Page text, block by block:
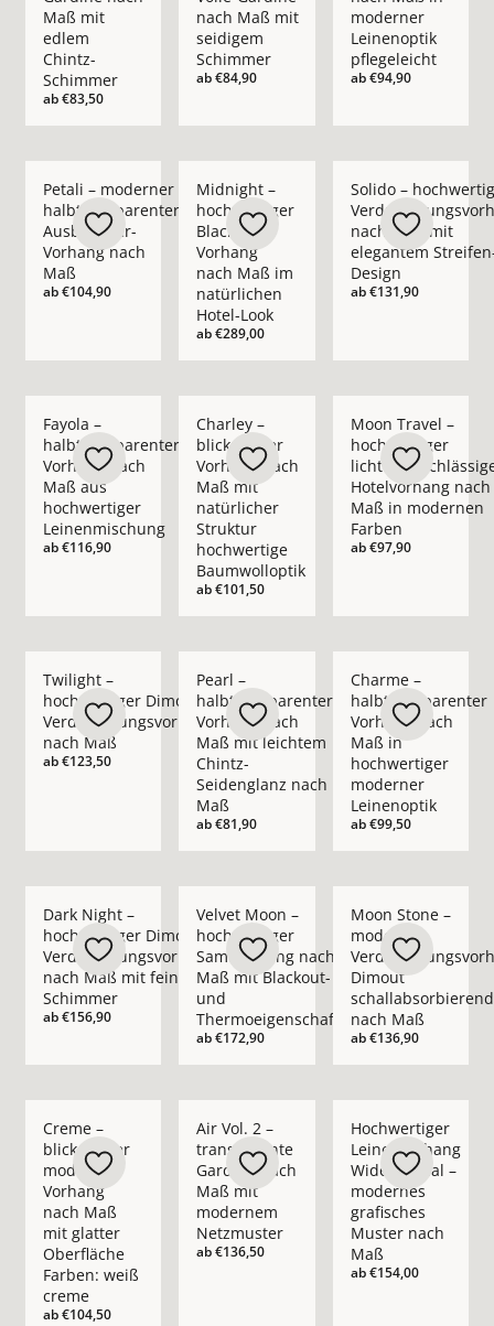
Maß mit
edlem
Chintz-
Schimmer
ab€83,50
nach Maß mit
seidigem
Schimmer
ab€84,90
moderner
Leinenoptik
pflegeleicht
ab€94,90
Petali – moderner
halbtransparenter
Ausbrenner-
Vorhang nach
Maß
ab€104,90
Midnight –
hochwertiger
Blackout-
Vorhang
nach Maß im
natürlichen
Hotel-Look
ab€289,00
Solido –
nach Maß mit
elegantem
Design
ab€131,90
Fayola –
halbtransparenter
Vorhang nach
Maß aus
hochwertiger
Leinenmischung
ab€116,90
Charley –
blickdichter
Vorhang nach
Maß mit
natürlicher
Struktur
hochwertige
Baumwolloptik
ab€101,50
Moon Travel –
hochwertiger
Hotelvorhang nach
Maß in modernen
Farben
ab€97,90
Twilight –
hochwertiger Dimout-
Verdunkelungsvorhang
nach Maß
ab€123,50
Pearl –
halbtransparenter
Vorhang nach
Maß mit leichtem
Chintz-
Seidenglanz nach
Maß
ab€81,90
Charme –
halbtransparenter
Vorhang nach
Maß in
hochwertiger
moderner
Leinenoptik
ab€99,50
Dark Night –
hochwertiger Dimout-
Verdunkelungsvorhang
nach Maß mit feinem
Schimmer
ab€156,90
Velvet Moon –
hochwertiger
Samtvorhang nach
Maß mit Blackout-
und
Thermoeigenschaft
ab€172,90
Moon Stone –
moderner
Dimout
schallabsorbierend
nach Maß
ab€136,90
Creme –
blickdichter
moderner
Vorhang
nach Maß
mit glatter
Oberfläche
Farben: weiß
creme
ab€104,50
Air Vol. 2 –
transparente
Gardine nach
Maß mit
modernem
Netzmuster
ab€136,50
Hochwertiger
Leinenvorhang
Wide Appeal –
modernes
grafisches
Muster nach
Maß
ab€154,00